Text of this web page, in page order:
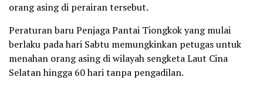
orang asing di perairan tersebut.
Peraturan baru Penjaga Pantai Tiongkok yang mulai
berlaku pada hari Sabtu memungkinkan petugas untuk
menahan orang asing di wilayah sengketa Laut Cina
Selatan hingga 60 hari tanpa pengadilan.